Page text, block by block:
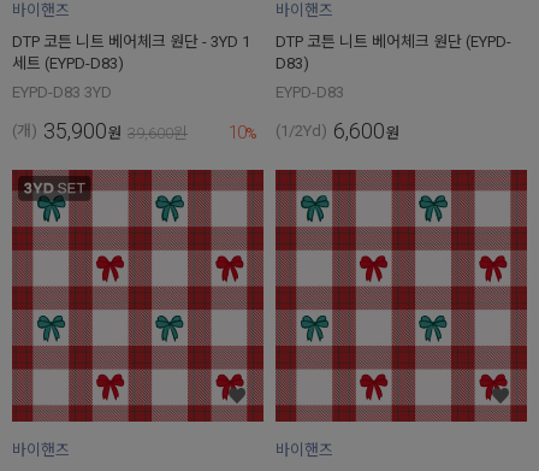
바이핸즈
DTP 코튼 니트 베어체크 원단 - 3YD 1
세트 (EYPD-D83)
EYPD-D83 3YD
(개) 35,900원 39,600원 10%
바이핸즈
DTP 코튼 니트 베어체크 원단 (EYPD-
D83)
EYPD-D83
(1/2Yd) 6,600원
바이핸즈
바이핸즈